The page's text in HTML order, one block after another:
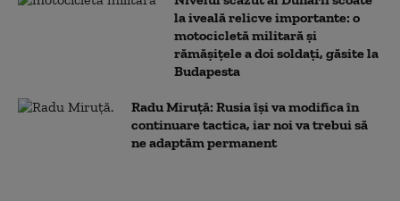
la iveală relicve importante: o
motocicletă militară și
rămășițele a doi soldați, găsite la
Budapesta
Radu Miruță: Rusia își va modifica în
continuare tactica, iar noi va trebui să
ne adaptăm permanent